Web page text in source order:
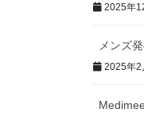
2025年
メンズ
2025年2